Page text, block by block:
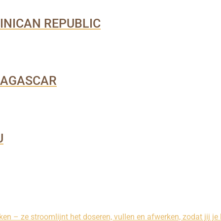
REPUBLIC
– ze stroomlijnt het doseren, vullen en afwerken, zodat jij